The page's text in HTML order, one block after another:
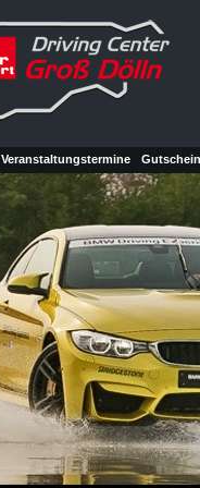
Veranstaltungstermine